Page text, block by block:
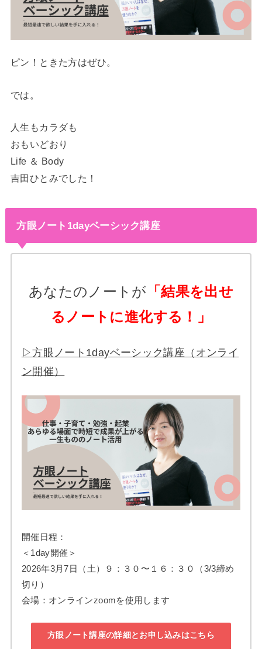
ピン！ときた方はぜひ。
では。
人生もカラダも
おもいどおり
Life ＆ Body
吉田ひとみでした！
方眼ノート1dayベーシック講座
あなたのノートが 「結果を出せ
るノートに進化する！」
▷方眼ノート1dayベーシック講座（オンライ
ン開催）
開催日程：
＜1day開催＞
2026年3月7日（土）９：３０〜１６：３０（3/3締め
切り）
会場：オンラインzoomを使用します
方眼ノート講座の詳細とお申し込みはこちら